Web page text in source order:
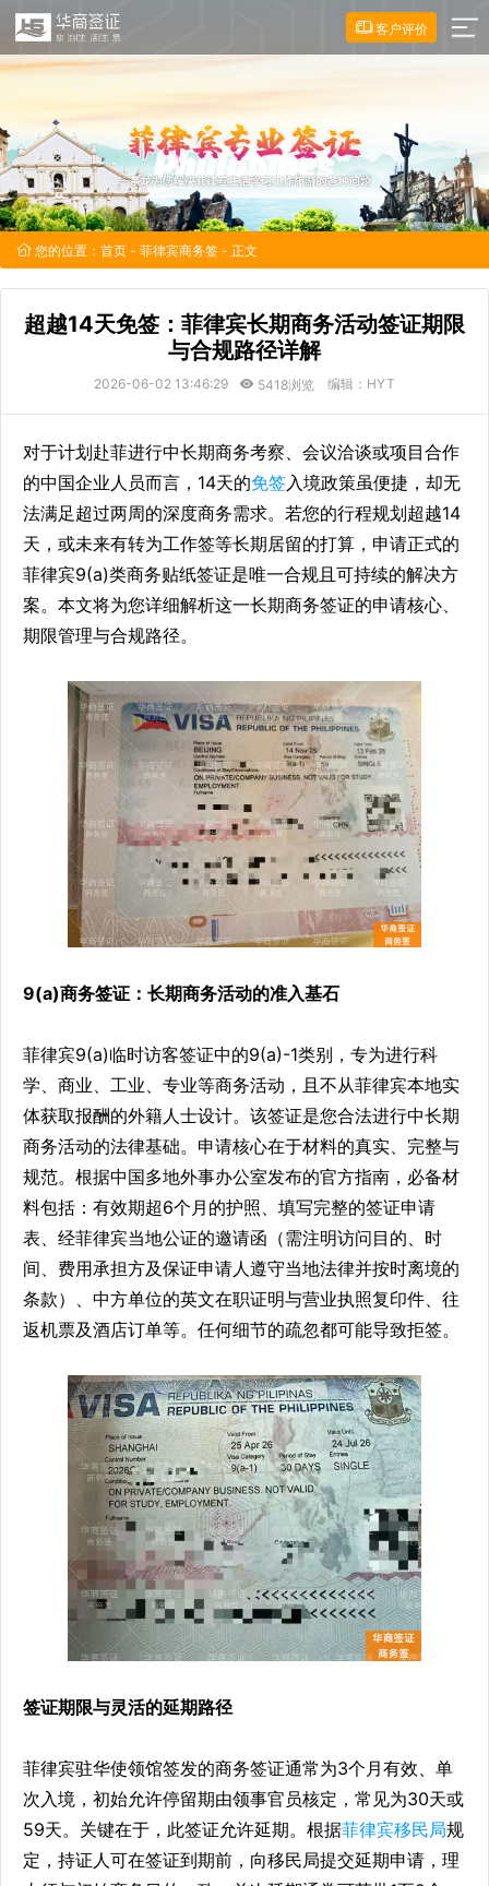
客户评价
您的位置： 首页 - 菲律宾商务签 - 正文
超越14天免签：菲律宾长期商务活动签证期限
与合规路径详解
2026-06-02 13:46:29 5418浏览 编辑：HYT
对于计划赴菲进行中长期商务考察、会议洽谈或项目合作
的中国企业人员而言，14天的免签入境政策虽便捷，却无
法满足超过两周的深度商务需求。若您的行程规划超越14
天，或未来有转为工作签等长期居留的打算，申请正式的
菲律宾9(a)类商务贴纸签证是唯一合规且可持续的解决方
案。本文将为您详细解析这一长期商务签证的申请核心、
期限管理与合规路径。
9(a)商务签证：长期商务活动的准入基石
菲律宾9(a)临时访客签证中的9(a)-1类别，专为进行科
学、商业、工业、专业等商务活动，且不从菲律宾本地实
体获取报酬的外籍人士设计。该签证是您合法进行中长期
商务活动的法律基础。申请核心在于材料的真实、完整与
规范。根据中国多地外事办公室发布的官方指南，必备材
料包括：有效期超6个月的护照、填写完整的签证申请
表、经菲律宾当地公证的邀请函（需注明访问目的、时
间、费用承担方及保证申请人遵守当地法律并按时离境的
条款）、中方单位的英文在职证明与营业执照复印件、往
返机票及酒店订单等。任何细节的疏忽都可能导致拒签。
签证期限与灵活的延期路径
菲律宾驻华使领馆签发的商务签证通常为3个月有效、单
次入境，初始允许停留期由领事官员核定，常见为30天或
59天。关键在于，此签证允许延期。根据菲律宾移民局规
定，持证人可在签证到期前，向移民局提交延期申请，理